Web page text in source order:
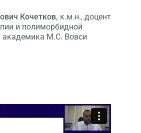
Кочетков, к.м.н., доцент
и полиморбидной
академика М.С. Вовси